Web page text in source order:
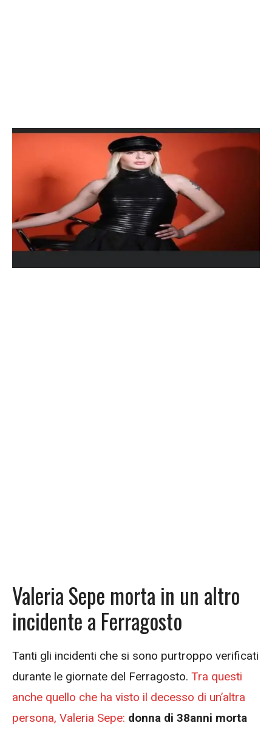
Valeria Sepe morta in un altro
incidente a Ferragosto
Tanti gli incidenti che si sono purtroppo verificati
durante le giornate del Ferragosto. Tra questi
anche quello che ha visto il decesso di un’altra
persona, Valeria Sepe: donna di 38anni morta